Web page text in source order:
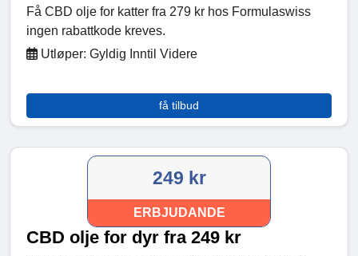
Få CBD olje for katter fra 279 kr hos Formulaswiss
ingen rabattkode kreves.
Utløper: Gyldig Inntil Videre
få tilbud
249 kr
ERBJUDANDE
CBD olje for dyr fra 249 kr